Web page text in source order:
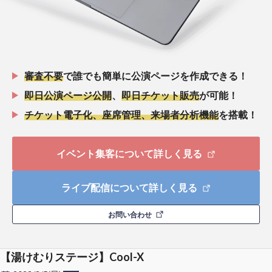
審査不要で誰でも簡単に公演ページを作成できる！
即日公演ページ公開
即日チケット販売が可能！
チケット電子化、座席管理、来場者分析機能を搭載！
イベント集客について詳しく見る
ライブ配信について詳しく見る
お問い合わせ
【湯けむりステージ】Cool-X